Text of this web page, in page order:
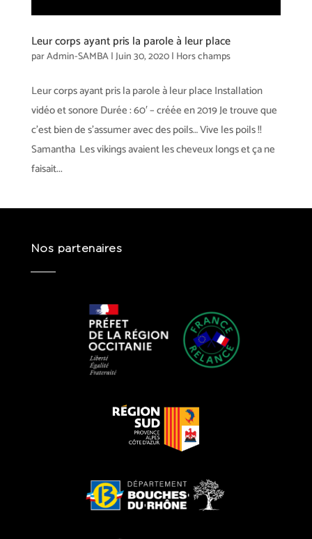
Leur corps ayant pris la parole à leur place
parAdmin-SAMBA|Juin 30, 2020| Hors champs
Leur corps ayant pris la parole à leur place Installation
vidéo et sonore Durée : 60′ – créée en 2019 Je trouve que
c’est bien de s’assumer avec des poils… Vive les poils !!
Samantha Les vikings avaient les cheveux longs et ça ne
faisait...
Nos partenaires